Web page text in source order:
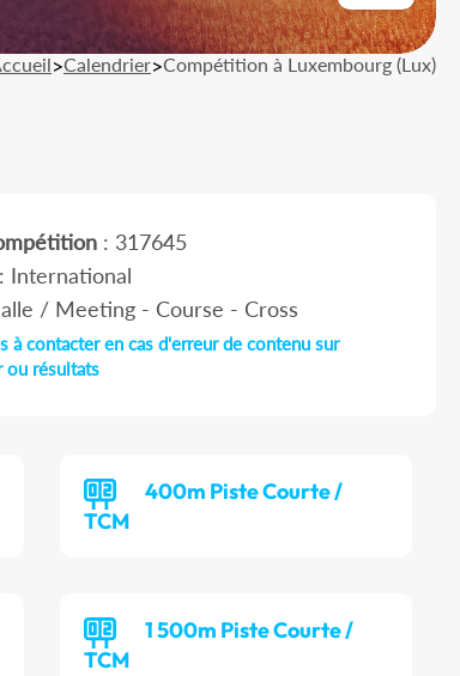
>Calendrier>Compétition à Luxembourg (Lux)
: 317645
International
/ Meeting - Course - Cross
à contacter en cas d'erreur de contenu sur
ou résultats
400m Piste Courte /
TCM
1 500m Piste Courte /
TCM